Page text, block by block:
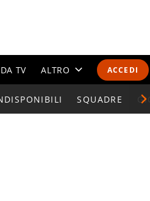
ACCEDI
TV ALTRO
CALENDARI ESQUADRE